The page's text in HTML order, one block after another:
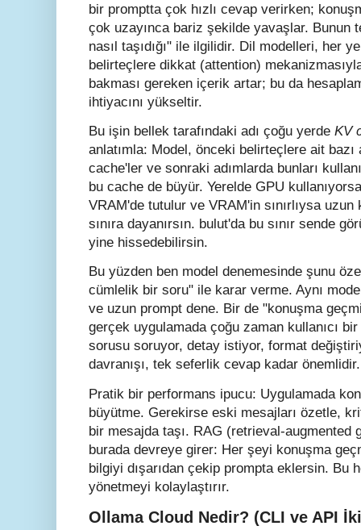
bir promptta çok hızlı cevap verirken;
çok uzayınca bariz şekilde yavaşlar. Bunun
nasıl taşıdığı" ile ilgilidir. Dil modelleri, her
belirteçlere dikkat (attention)
bakması gereken içerik artar; bu da
ihtiyacını yükseltir.
Bu işin bellek tarafındaki adı çoğu yerde KV
anlatımla: Model, önceki belirteçlere ait
cache'ler ve sonraki adımlarda bunları
bu cache de büyür. Yerelde GPU
VRAM'de tutulur ve VRAM'in sınırlıysa
sınıra dayanırsın. bulut'da bu sınır sende
yine hissedebilirsin.
Bu yüzden ben model denemesinde şunu
cümlelik bir soru" ile karar verme. Aynı
ve uzun prompt dene. Bir de "konuşma
gerçek uygulamada çoğu zaman kullanıcı
sorusu soruyor, detay istiyor, format
davranışı, tek seferlik cevap kadar önemlidir.
Pratik bir performans ipucu: Uygulamada
büyütme. Gerekirse eski mesajları özetle,
bir mesajda taşı. RAG (retrieval-augmented
burada devreye girer: Her şeyi konuşma
bilgiyi dışarıdan çekip prompta eklersin. Bu
yönetmeyi kolaylaştırır.
Ollama Cloud Nedir? (CLI ve API